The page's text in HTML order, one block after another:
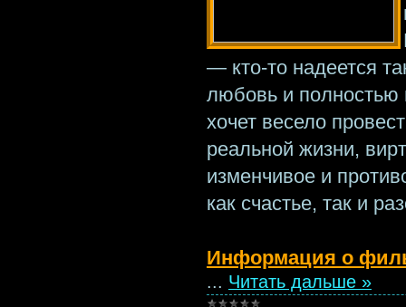
— кто-то надеется
любовь и полностью
хочет весело
реальной жизни,
изменчивое и
как счастье, так и
Информация о
... Читать дальше »